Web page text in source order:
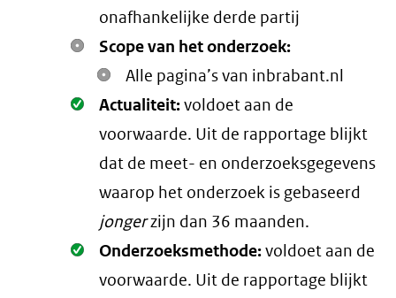
onafhankelijke derde partij
Scope van het onderzoek:
Alle pagina’s van inbrabant.nl
Oké.
Actualiteit:voldoet aan de
voorwaarde. Uit de rapportage blijkt
dat de meet- en onderzoeksgegevens
waarop het onderzoek is gebaseerd
jongerzijn dan 36 maanden.
Oké.
Onderzoeksmethode:voldoet aan de
voorwaarde. Uit de rapportage blijkt